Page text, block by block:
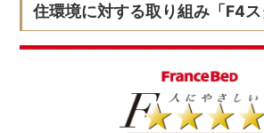
住環境に対する取り組み「F4ス